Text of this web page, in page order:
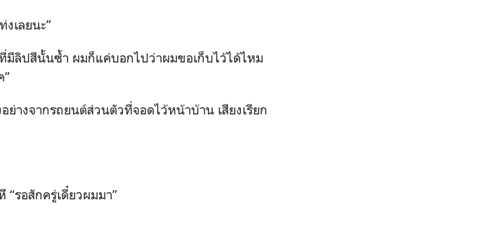
เลยนะ”
มีลิปสีนั้นซ้ำ ผมก็แค่บอกไปว่าผมขอเก็บไว้ได้ไหม
”
างจากรถยนต์ส่วนตัวที่จอดไว้หน้าบ้าน เสียงเรียก
“รอสักครู่เดี๋ยวผมมา”